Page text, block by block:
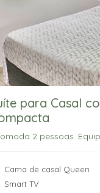
para Casal
2 pessoas.
Cama de casal Queen
Smart TV